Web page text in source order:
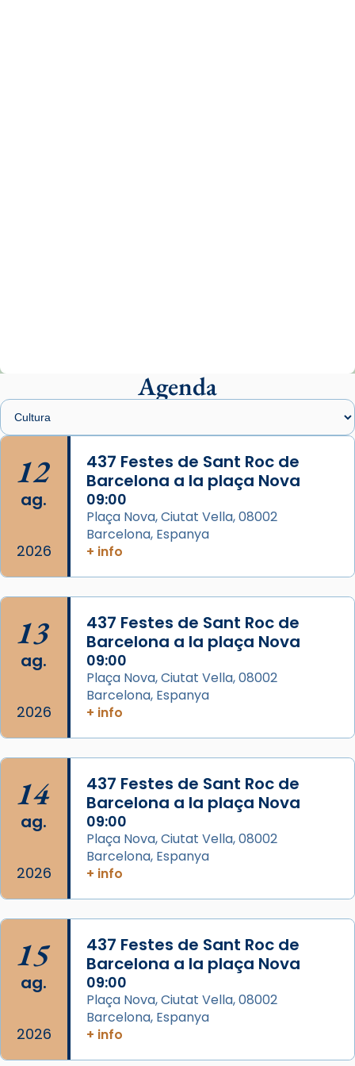
presidit aquest 27 de juliol la missa de Les
Santes de Mataró.
🔗
📸 J. Merino
Photo
View on Facebook · Share
Arquebisbat de Barcelona
2 weeks ago
Aquest dilluns, 27 de juliol, ha tingut lloc la
missa d’acció de gràcies en agraïment al
comitè organitzador de la visita apostòlica
del Sant Pare Lleó XIV a Barcelona, i als
col·laboradors, a la Catedral de Barcelona.
L’arquebisbe de Barcelona, el cardenal Joan
📸 Dr. G. Simón
Photo
View on Facebook · Share
Memòria de les santes Juliana i
Semproniana, verges i màrtirs.
Acompanyant la història de sant Cugat, a
partir de l’Edat Mitjana sorgeix la tradició
que les santes Juliana (“relatiu a Júlia”) i
Semproniana (“relatiu a Semprònia =
Agenda
12
ag.
2026
437 Festes de Sant Roc de
Barcelona a la plaça Nova
09:00
Plaça Nova, Ciutat Vella, 08002
Barcelona, Espanya
+ info
13
ag.
2026
437 Festes de Sant Roc de
Barcelona a la plaça Nova
09:00
Plaça Nova, Ciutat Vella, 08002
Barcelona, Espanya
+ info
14
ag.
2026
437 Festes de Sant Roc de
Barcelona a la plaça Nova
09:00
Plaça Nova, Ciutat Vella, 08002
Barcelona, Espanya
+ info
15
ag.
2026
437 Festes de Sant Roc de
Barcelona a la plaça Nova
09:00
Plaça Nova, Ciutat Vella, 08002
Barcelona, Espanya
+ info